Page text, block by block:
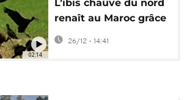
02:14
L’ibis chauve du nord
renaît au Maroc grâce
aux efforts de
26/12 - 14:41